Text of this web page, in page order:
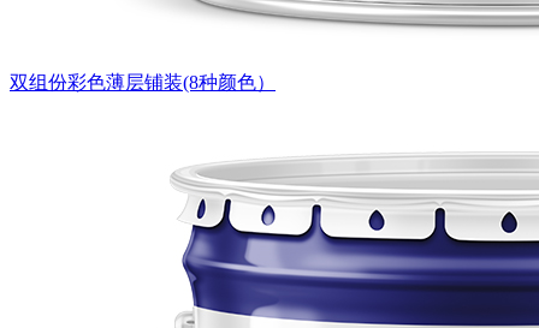
双组份彩色薄层铺装(8种颜色）